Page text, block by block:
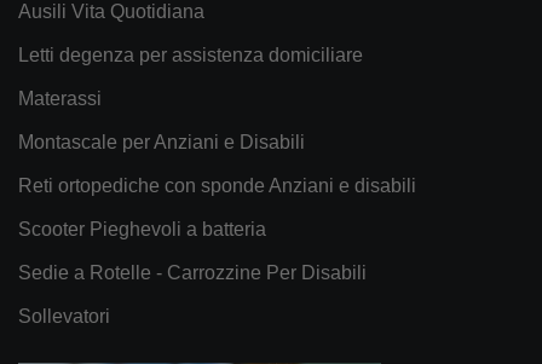
Ausili Vita Quotidiana
Letti degenza per assistenza domiciliare
Materassi
Montascale per Anziani e Disabili
Reti ortopediche con sponde Anziani e disabili
Scooter Pieghevoli a batteria
Sedie a Rotelle - Carrozzine Per Disabili
Sollevatori